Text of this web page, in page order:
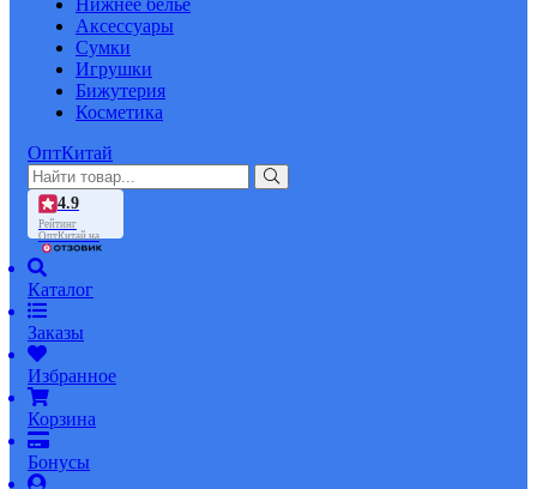
Нижнее белье
Аксессуары
Сумки
Игрушки
Бижутерия
Косметика
ОптКитай
4.9
Рейтинг
ОптКитай на
Каталог
Заказы
Избранное
Корзина
Бонусы